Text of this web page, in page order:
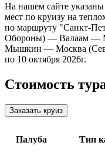
На нашем сайте
мест по круизу на
по маршруту "Санкт-
Обороны) — Валаам
Мышкин — Москва
по 10 октября 2026г.
Стоимость
Заказать круиз
Палуба Тип